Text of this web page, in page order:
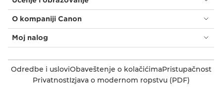
O kompaniji Canon
Moj nalog
Odredbe i usloviObaveštenje o kolačićimaPristupačnost
PrivatnostIzjava o modernom ropstvu (PDF)